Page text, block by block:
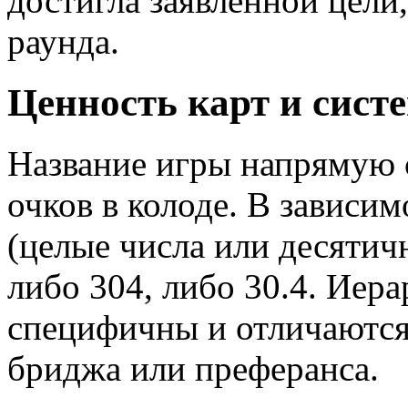
раунда.
Ценность карт и
Название игры напрямую
очков в колоде. В
(целые числа или
либо 304, либо 30.4.
специфичны и
бриджа или преферанса.